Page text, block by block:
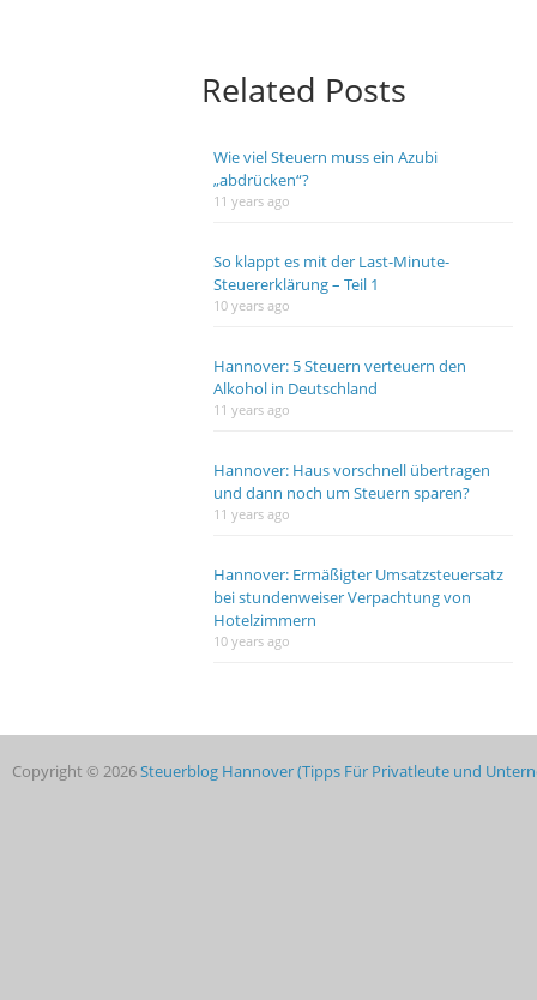
Related Posts
Wie viel Steuern muss ein Azubi
„abdrücken“?
11 years ago
So klappt es mit der Last-Minute-
Steuererklärung – Teil 1
10 years ago
Hannover: 5 Steuern verteuern den
Alkohol in Deutschland
11 years ago
Hannover: Haus vorschnell übertragen
und dann noch um Steuern sparen?
11 years ago
Hannover: Ermäßigter Umsatzsteuersatz
bei stundenweiser Verpachtung von
Hotelzimmern
10 years ago
Copyright © 2026Steuerblog Hannover (Tipps Für Privatleute und